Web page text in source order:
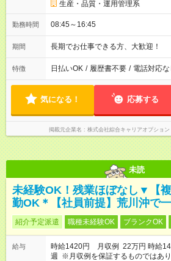
生産・品質・運用管理系
勤務時間 08:45～16:45
期間 長期でお仕事できる方、大歓迎！
特徴 日払いOK / 履歴書不要 / 電話対応な
気になる！ 応募する
掲載元企業名 株式会社綜合キャリアオプショ
未読
未経験OK！残業ほぼなし▼【
勤OK＊【社員前提】荒川沖で
紹介予定派遣 職種未経験OK ブランクOK
給与
時給1420円 月収例 22万円 時給
週 ※月収例を保証するものではあり